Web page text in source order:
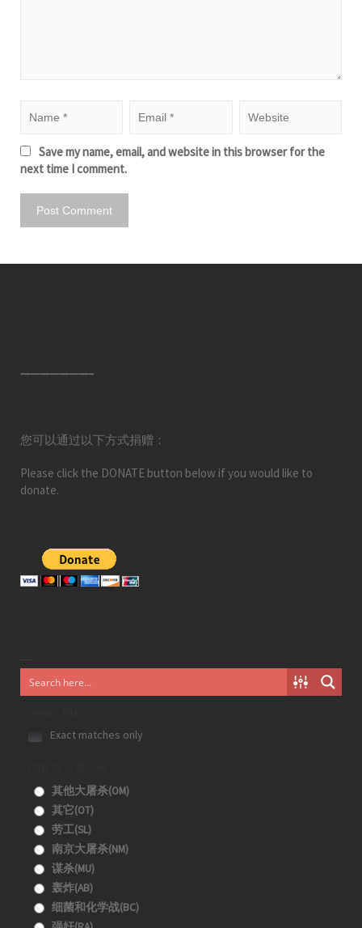
Save my name, email, and website in this browser for the
next time I comment.
———————–
您可以通过以下方式捐赠：
Please click the DONATE button below if you would like to
donate.
Exact matches only
其他大屠杀(OM)
其它(OT)
劳工(SL)
南京大屠杀(NM)
谋杀(MU)
轰炸(AB)
细菌和化学战(BC)